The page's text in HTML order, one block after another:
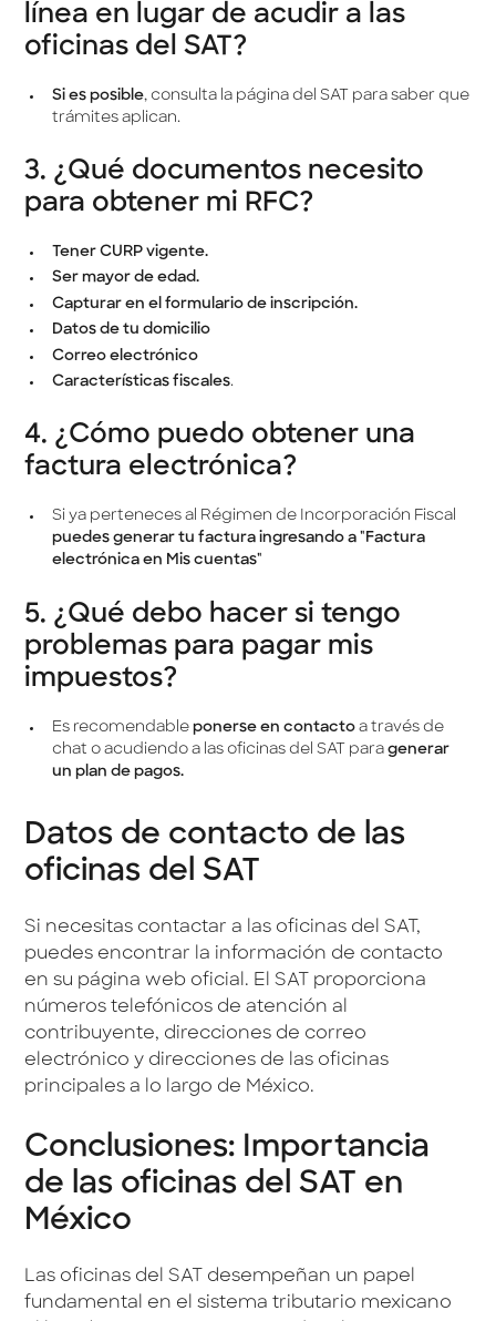
línea en lugar de acudir a las
oficinas del SAT?
Si es posible, consulta la página del SAT para saber que
trámites aplican.
3. ¿Qué documentos necesito
para obtener mi RFC?
Tener CURP vigente.
Ser mayor de edad.
Capturar en el formulario de inscripción.
Datos de tu domicilio
Correo electrónico
Características fiscales.
4. ¿Cómo puedo obtener una
factura electrónica?
Si ya perteneces al Régimen de Incorporación Fiscal
puedes generar tu factura ingresando a "Factura
electrónica en Mis cuentas"
5. ¿Qué debo hacer si tengo
problemas para pagar mis
impuestos?
Es recomendableponerse en contacto a través de
chat o acudiendo a las oficinas del SAT para generar
un plan de pagos.
Datos de contacto de las
oficinas del SAT
Si necesitas contactar a las oficinas del SAT,
puedes encontrar la información de contacto
en su página web oficial. El SAT proporciona
números telefónicos de atención al
contribuyente, direcciones de correo
electrónico y direcciones de las oficinas
principales a lo largo de México.
Conclusiones: Importancia
de las oficinas del SAT en
México
Las oficinas del SAT desempeñan un papel
fundamental en el sistema tributario mexicano